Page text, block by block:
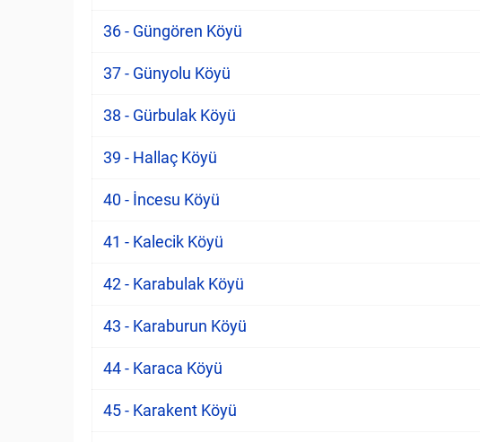
36 - Güngören Köyü
37 - Günyolu Köyü
38 - Gürbulak Köyü
39 - Hallaç Köyü
40 - İncesu Köyü
41 - Kalecik Köyü
42 - Karabulak Köyü
43 - Karaburun Köyü
44 - Karaca Köyü
45 - Karakent Köyü